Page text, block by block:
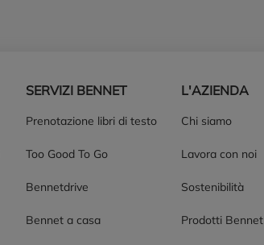
SERVIZI BENNET
Prenotazione libri di testo
Too Good To Go
Bennetdrive
Bennet a casa
L'AZIENDA
Chi siamo
Lavora con noi
Sostenibilità
Prodotti Bennet